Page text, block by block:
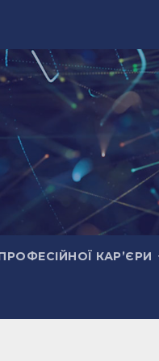
КАР’ЄРИ